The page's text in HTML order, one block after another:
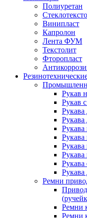
Полиуретан
Винипласт
Капролон
Лента ФУМ
Текстолит
Фторопласт
Рукав
Рукав
Рукава
Рукава
Рукава
Рукава
Рукава
Ремни
Ремни
Ремни